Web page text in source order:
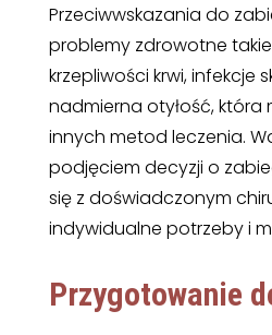
Przeciwwskazania do
problemy zdrowotne
krzepliwości krwi, infekcje
nadmierna otyłość,
innych metod leczenia.
podjęciem decyzji o
się z doświadczonym
indywidualne potrzeby i
Przygotowanie